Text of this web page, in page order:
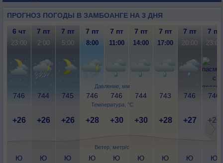
ПРОГНОЗ ПОГОДЫ В ЗАМБОАНГЕ НА 3 ДНЯ
Давление, мм
Температура, °C
Ветер, метр/с
6 чт 7 пт 7 пт 7 пт 7 пт 7 пт 7 пт 7 пт 7 пт
23:00 2:00 5:00 8:00 11:00 14:00 17:00 20:00 23:00
746 744 745 746 746 744 743 746 746
+26 +26 +26 +28 +30 +30 +28 +27 +26
Ю
Ю
Ю
Ю
Ю
Ю
Ю
Ю
Ю